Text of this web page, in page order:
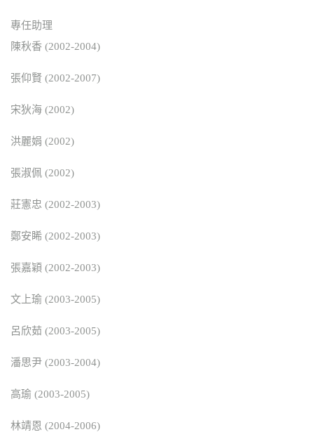
專任助理
陳秋香 (2002-2004)
張仰賢 (2002-2007)
宋狄海 (2002)
洪麗娟 (2002)
張淑佩 (2002)
莊憲忠 (2002-2003)
鄭安睎 (2002-2003)
張嘉穎 (2002-2003)
文上瑜 (2003-2005)
呂欣茹 (2003-2005)
潘思尹 (2003-2004)
高瑜 (2003-2005)
林靖恩 (2004-2006)